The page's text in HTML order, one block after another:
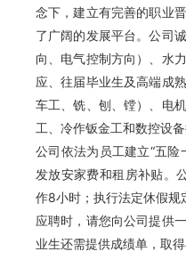
念下，建立有完善的职业
了广阔的发展平台。公司
向、电气控制方向）、水
应、往届毕业生及高端成
车工、铣、刨、镗）、电
工、冷作钣金工和数控设备
公司依法为员工建立“五险
发放安家费和租房补贴。
作8小时；执行法定休假规
应聘时，请您向公司提供
业生还需提供成绩单，取